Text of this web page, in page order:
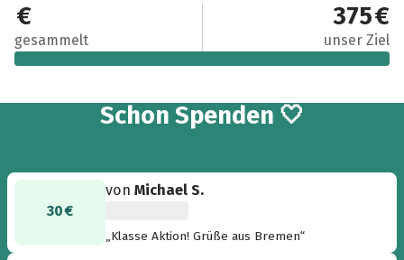
450 €
gesammelt
375 €
unser Ziel
Schon 4
Spenden 🤍
30 €
vonMichael S.
„Klasse Aktion! Grüße aus Bremen“